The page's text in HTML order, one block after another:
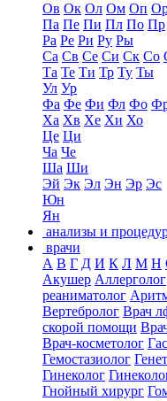
Ов Ок Ол Ом Оп
Па Пе Пи Пл По Пр
Ра Ре Ри Ру Ры
Са Св Се Си Ск Со
Та Те Ти Тр Ту Ты
Ул Ур
Фа Фе Фи Фл Фо
Ха Хв Хе Хи Хо
Це Ци
Ча Че
Ша Ши
Эй Эк Эл Эн Эр Эс
Юн
Ян
анализы и
врачи
А В Г Д И К Л М Н
Акушер Аллерголог
реаниматолог
Вертебролог Врач
скорой помощи
Врач-косметолог
Гемостазиолог
Гинеколог
Гнойный хирург